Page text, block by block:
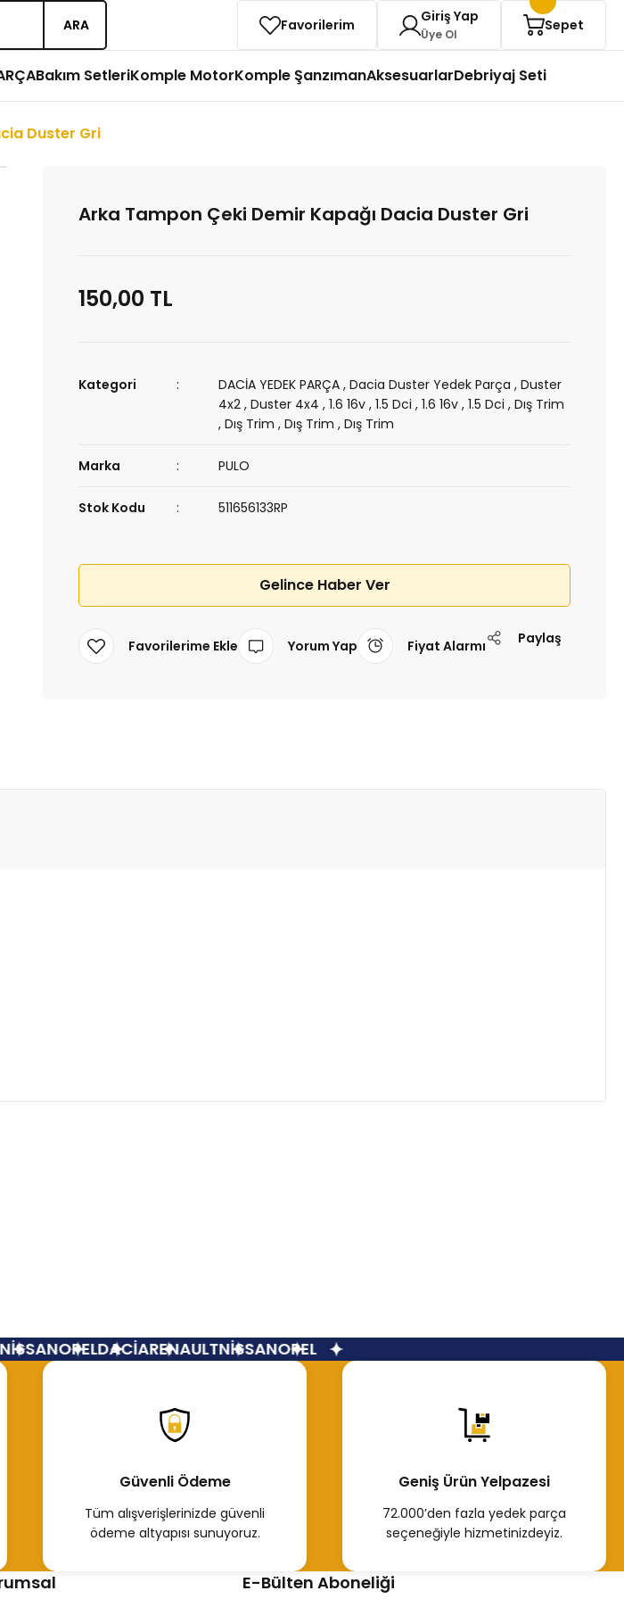
ARA Favorilerim Giriş Yap
Üye Ol
Sepet
Bakım SetleriKomple MotorKomple ŞanzımanAksesuarlarDebriyaj Seti
Duster Gri
Arka Tampon Çeki Demir Kapağı Dacia Duster Gri
150,00 TL
Kategori DACİA YEDEK PARÇA ,Dacia Duster Yedek Parça ,Duster
4x2 ,Duster 4x4 ,1.6 16v ,1.5 Dci ,1.6 16v ,1.5 Dci ,Dış Trim
,Dış Trim ,Dış Trim ,Dış Trim
Marka PULO
Stok Kodu 511656133RP
Gelince Haber Ver
Yorum Yap Fiyat Alarmı Paylaş
OPELDACİARENAULTNİSSANOPEL
Güvenli Ödeme
Tüm alışverişlerinizde güvenli
ödeme altyapısı sunuyoruz.
Geniş Ürün Yelpazesi
72.000’den fazla yedek parça
seçeneğiyle hizmetinizdeyiz.
E-Bülten Aboneliği